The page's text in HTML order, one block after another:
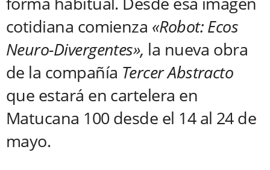
cotidiana comienza «Robot: Ecos
Neuro-Divergentes», la nueva obra
de la compañía Tercer Abstracto
que estará en cartelera en
Matucana 100 desde el 14 al 24 de
mayo.